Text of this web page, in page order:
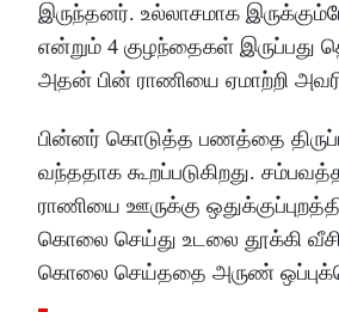
இருந்தனர். உல்லாசமாக
என்றும் 4 குழந்தைகள்
அதன் பின் ராணியை ஏமாற்றி
பின்னர் கொடுத்த பணத்தை
வந்ததாக கூறப்படுகிறது.
ராணியை ஊருக்கு
கொலை செய்து உடலை தூக்கி
கொலை செய்ததை அருண்